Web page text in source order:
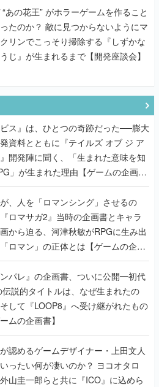
“あの花王” がホラーゲームを作ること
敵に見つからないようにマ
リンでこっそり掃除する『しずかな
じ』が生まれるまで【開発座談会】
ビス』は、ひとつの奇跡だった──膨大
資料とともに『テイルズ オブ ジ ア
開発陣に聞く、「生まれた意味を知
」が生まれた理由【ゲームの企画
、人を「ロマンシング」させるの
ロマサガ2』当時の企画書とキャラ
から迫る、河津秋敏がRPGに生み出
ロマン」の正体とは【ゲームの企画
ンパレ』の企画書、ついに公開━初代
伝説的タイトルは、なぜ生まれたの
して『LOOP8』へ受け継がれたもの
ームの企画書】
認めるゲームデザイナー・上田文人
ったい何が凄いのか？ ヨコオタロ
山圭一郎らと共に『ICO』に込めら